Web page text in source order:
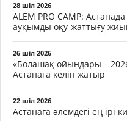
28 шіл 2026
ALEM PRO CAMP:
ауқымды оқу-жаттығу
26 шіл 2026
«Болашақ ойындары –
Астанаға келіп жатыр
22 шіл 2026
Астанаға әлемдегі ең ірі